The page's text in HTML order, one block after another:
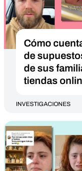
Cómo
de
de sus
tiendas
INVESTIGACIONES